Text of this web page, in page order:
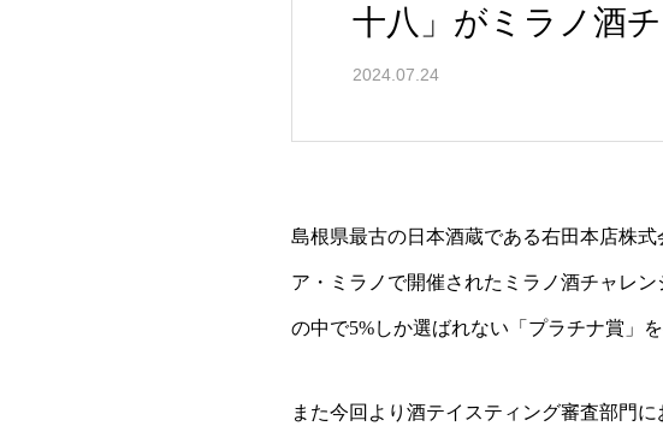
十八」がミラノ酒
2024.07.24
島根県最古の日本酒蔵である右田本店株
ア・ミラノで開催されたミラノ酒チャレ
の中で5%しか選ばれない「プラチナ賞」
また今回より酒テイスティング審査部門